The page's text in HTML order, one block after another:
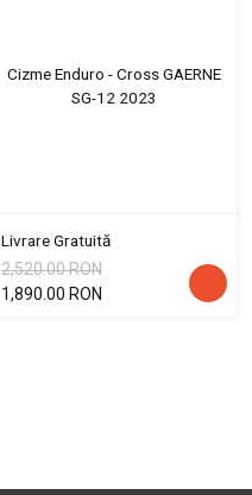
Cizme Enduro - Cross GAERNE
SG-12 2023
Livrare Gratuită
2,520.00 RON
1,890.00 RON